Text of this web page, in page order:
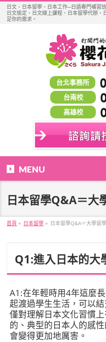
日文、日本留學、日本工作─日語專門補習
日文檢定、日文線上課程、日本留學代辦
足你的需求。
台北事務所
台南校
高雄校
MENU
日本留學Q&A＝大
首頁 » 日本留學 » 日本留學Q&A＝大學留學
Q1:進入日本的大
A1:在年輕時用4年這麼
起渡過學生生活，可以
僅對理解日本文化習慣
的、典型的日本人的感
會變得更加地厲害。